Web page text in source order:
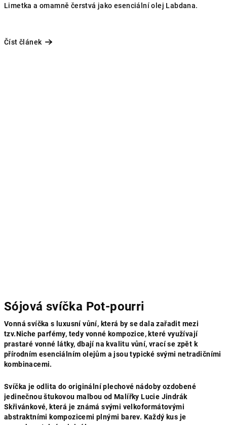
Limetka a omamně čerstvá jako esenciální olej Labdana.
Číst článek
Sójová svíčka Pot-pourri
Vonná svíčka s luxusní vůní, která by se dala zařadit mezi
tzv.Niche parfémy, tedy vonné kompozice, které využívají
prastaré vonné látky, dbají na kvalitu vůní, vrací se zpět k
přírodním esenciálním olejům a jsou typické svými netradičními
kombinacemi.
Svíčka je odlita do originální plechové nádoby ozdobené
jedinečnou štukovou malbou od Malířky Lucie Jindrák
Skřivánkové, která je známá svými velkoformátovými
abstraktními kompozicemi plnými barev. Každý kus je